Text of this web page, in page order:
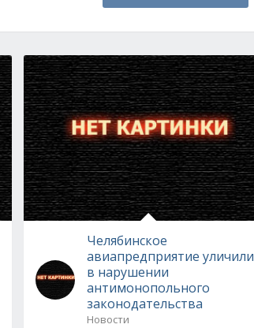
Челябинское
авиапредприятие уличили
в нарушении
антимонопольного
законодательства
Новости